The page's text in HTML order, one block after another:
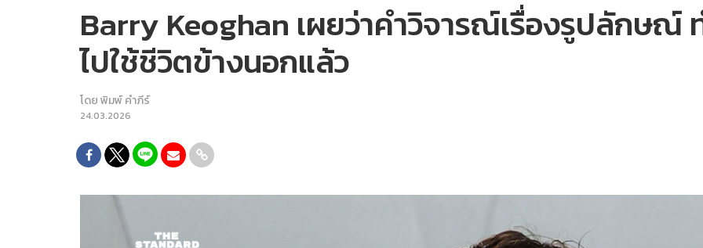
Barry Keoghan เผยว่าคำวิจารณ์เรื่องรูปลักษณ์
ไปใช้ชีวิตข้างนอกแล้ว
โดยพิมพ์ คำภีร์
24.03.2026